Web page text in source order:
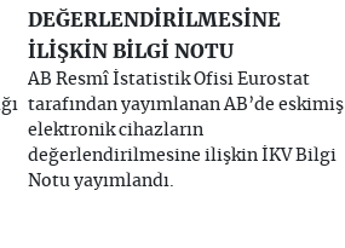
DEĞERLENDİRİLMESİNE
İLİŞKİN BİLGİ NOTU
AB Resmî İstatistik Ofisi Eurostat
tarafından yayımlanan AB’de eskimiş
elektronik cihazların
değerlendirilmesine ilişkin İKV Bilgi
Notu yayımlandı.